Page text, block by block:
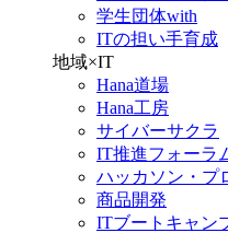
学生団体with
ITの担い手育成
地域×IT
Hana道場
Hana工房
サイバーサクラ
IT推進フォーラ
ハッカソン・プ
商品開発
ITブートキャン